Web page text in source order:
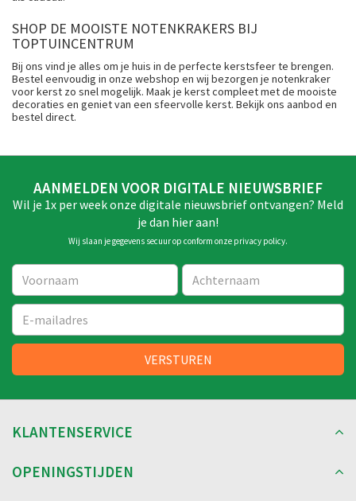
SHOP DE MOOISTE NOTENKRAKERS BIJ
TOPTUINCENTRUM
Bij ons vind je alles om je huis in de perfecte kerstsfeer te brengen.
Bestel eenvoudig in onze webshop en wij bezorgen je notenkraker
voor kerst zo snel mogelijk. Maak je kerst compleet met de mooiste
decoraties en geniet van een sfeervolle kerst. Bekijk ons aanbod en
bestel direct.
AANMELDEN VOOR DIGITALE NIEUWSBRIEF
Wil je 1x per week onze digitale nieuwsbrief ontvangen? Meld
je dan hier aan!
Wij slaan je gegevens secuur op conform onze privacy policy.
KLANTENSERVICE
OPENINGSTIJDEN